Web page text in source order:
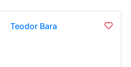
Teodor Bara